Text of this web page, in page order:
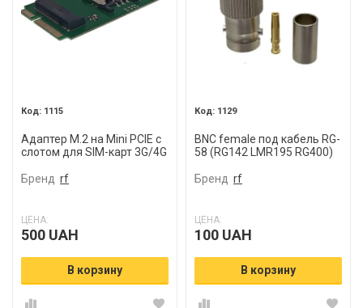
1115
Адаптер M.2 на Mini PCIE с
слотом для SIM-карт 3G/4G
Бренд rf
ЦЕНА:
500 UAH
В корзину
1129
BNC female под кабель RG-
58 (RG142 LMR195 RG400)
Бренд rf
ЦЕНА:
100 UAH
В корзину